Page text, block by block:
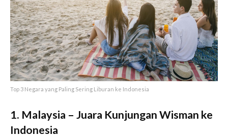
Top 3 Negara yang Paling Sering Liburan ke Indonesia
1. Malaysia – Juara Kunjungan Wisman ke
Indonesia